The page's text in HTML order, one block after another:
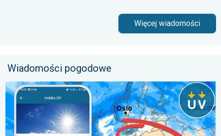
Więcej wiadomości
Wiadomości pogodowe
Brak opadów do końca tygodnia. Chroń się przed słońcem. .